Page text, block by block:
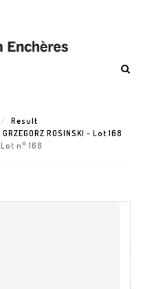
Result
GRZEGORZ ROSINSKI - Lot 168
Lot n° 168